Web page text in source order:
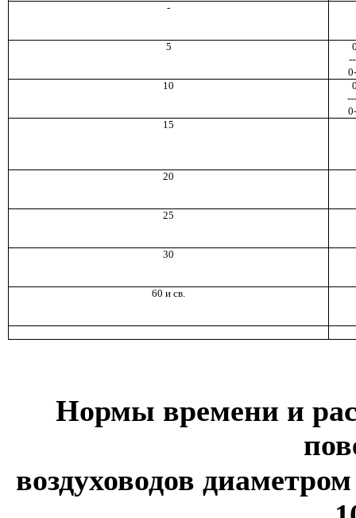
-
5
10
15
20
25
30
60 и св.
Нормы времени и
воздуховодов